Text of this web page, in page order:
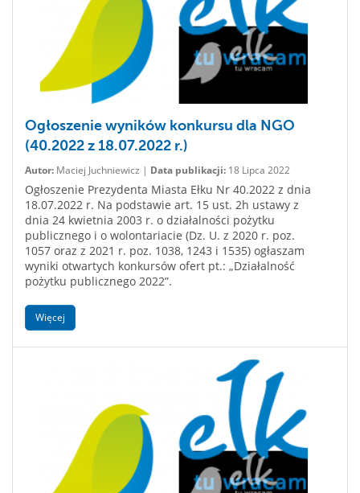
Ogłoszenie wyników konkursu dla NGO
(40.2022 z 18.07.2022 r.)
Autor: Maciej Juchniewicz | Data publikacji: 18 Lipca 2022
Ogłoszenie Prezydenta Miasta Ełku Nr 40.2022 z dnia
18.07.2022 r. Na podstawie art. 15 ust. 2h ustawy z
dnia 24 kwietnia 2003 r. o działalności pożytku
publicznego i o wolontariacie (Dz. U. z 2020 r. poz.
1057 oraz z 2021 r. poz. 1038, 1243 i 1535) ogłaszam
wyniki otwartych konkursów ofert pt.: „Działalność
pożytku publicznego 2022”.
Więcej